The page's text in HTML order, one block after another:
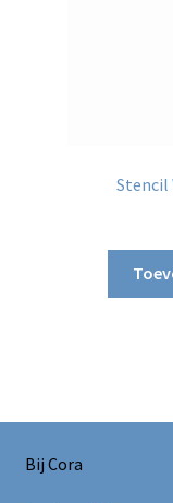
Stencil
Bij Cora